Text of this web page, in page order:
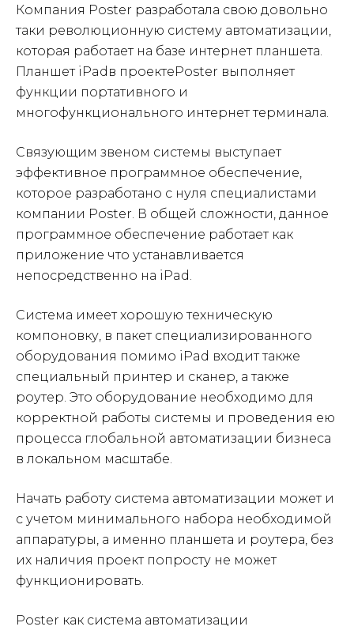
Компания Poster разработала свою довольно
таки революционную систему автоматизации,
которая работает на базе интернет планшета.
Планшет iPadв проектеPoster выполняет
функции портативного и
многофункционального интернет терминала.
Связующим звеном системы выступает
эффективное программное обеспечение,
которое разработано с нуля специалистами
компании Poster. В общей сложности, данное
программное обеспечение работает как
приложение что устанавливается
непосредственно на iPad.
Система имеет хорошую техническую
компоновку, в пакет специализированного
оборудования помимо iPad входит также
специальный принтер и сканер, а также
роутер. Это оборудование необходимо для
корректной работы системы и проведения ею
процесса глобальной автоматизации бизнеса
в локальном масштабе.
Начать работу система автоматизации может и
с учетом минимального набора необходимой
аппаратуры, а именно планшета и роутера, без
их наличия проект попросту не может
функционировать.
Poster как система автоматизации